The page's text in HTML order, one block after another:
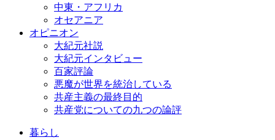
中東・アフリカ
オセアニア
オピニオン
大紀元社説
大紀元インタビュー
百家評論
悪魔が世界を統治している
共産主義の最終目的
共産党についての九つの論評
暮らし